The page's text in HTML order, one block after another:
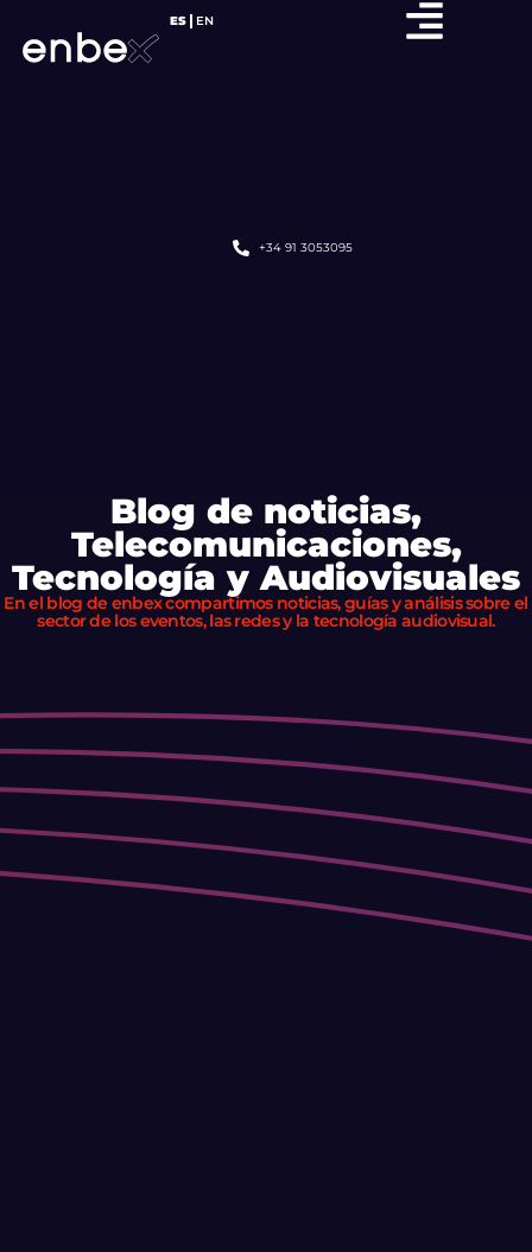
ES EN
+34 91 3053095
Blog de noticias,
Telecomunicaciones,
Tecnología y Audiovisuales
En el blog de enbex compartimos noticias, guías y análisis sobre el
sector de los eventos, las redes y la tecnología audiovisual.